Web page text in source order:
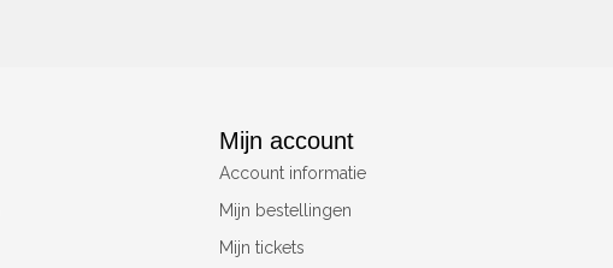
Mijn account
Account informatie
Mijn bestellingen
Mijn tickets